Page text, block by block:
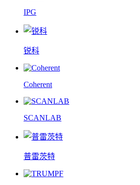
IPG
锐科
Coherent
SCANLAB
普雷茨特